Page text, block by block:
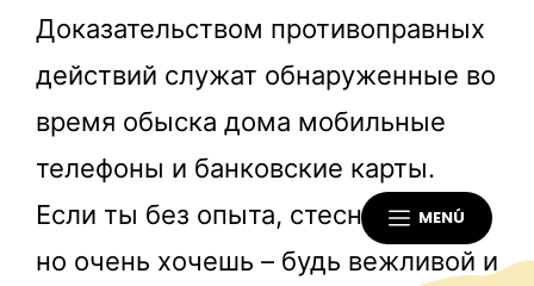
MENÚ
Доказательством противоправных
действий служат обнаруженные во
время обыска дома мобильные
телефоны и банковские карты.
Если ты без опыта, стесняешься,
но очень хочешь – будь вежливой и